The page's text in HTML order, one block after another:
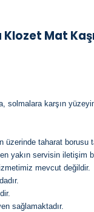
Klozet Mat
solmalara karşın
üzerinde taharat borusu
yakın servisin iletişim
mevcut değildir.
sağlamaktadır.